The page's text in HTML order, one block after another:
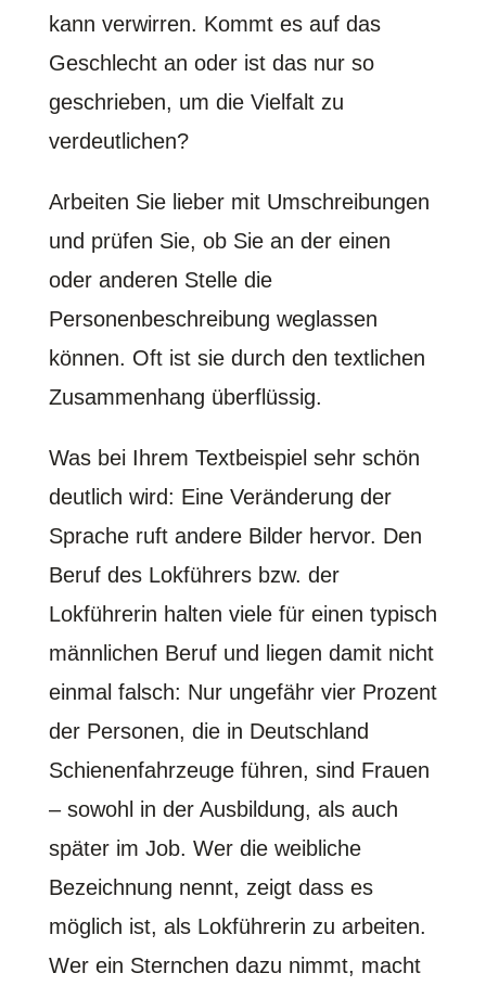
kann verwirren. Kommt es auf das
Geschlecht an oder ist das nur so
geschrieben, um die Vielfalt zu
verdeutlichen?
Arbeiten Sie lieber mit Umschreibungen
und prüfen Sie, ob Sie an der einen
oder anderen Stelle die
Personenbeschreibung weglassen
können. Oft ist sie durch den textlichen
Zusammenhang überflüssig.
Was bei Ihrem Textbeispiel sehr schön
deutlich wird: Eine Veränderung der
Sprache ruft andere Bilder hervor. Den
Beruf des Lokführers bzw. der
Lokführerin halten viele für einen typisch
männlichen Beruf und liegen damit nicht
einmal falsch: Nur ungefähr vier Prozent
der Personen, die in Deutschland
Schienenfahrzeuge führen, sind Frauen
– sowohl in der Ausbildung, als auch
später im Job. Wer die weibliche
Bezeichnung nennt, zeigt dass es
möglich ist, als Lokführerin zu arbeiten.
Wer ein Sternchen dazu nimmt, macht